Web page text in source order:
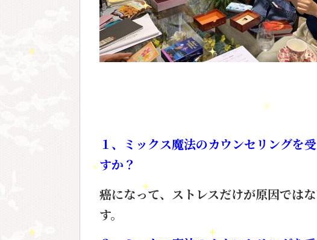
１、ミックス魔法のカウンセリングを
すか？
癌になって、ストレスだけが原因では
す。